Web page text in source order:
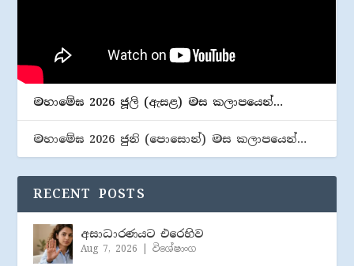
මහාමේඝ 2026 ජූලි (​ඇසළ) මස කලාපයෙන්…
මහාමේඝ 2026 ජුනි (​පොසොන්) මස කලාපයෙන්…
RECENT POSTS
අසාධාරණයට එරෙහිව
Aug 7, 2026 |විශේෂාංග